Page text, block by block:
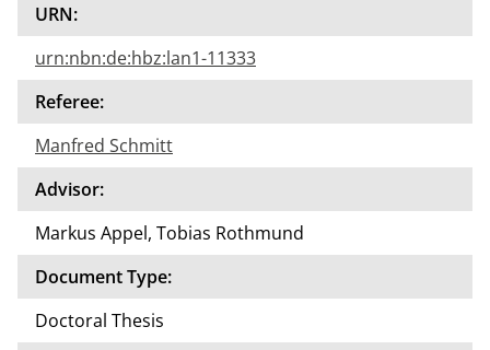
URN:
urn:nbn:de:hbz:lan1-11333
Referee:
Manfred Schmitt
Advisor:
Markus Appel, Tobias Rothmund
Document Type:
Doctoral Thesis